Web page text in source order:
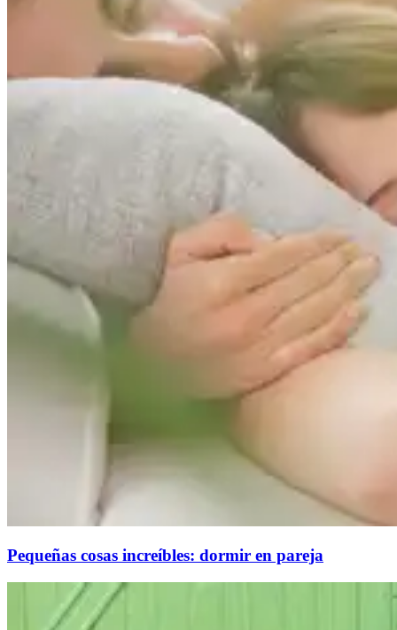
Pequeñas cosas increíbles: dormir en pareja